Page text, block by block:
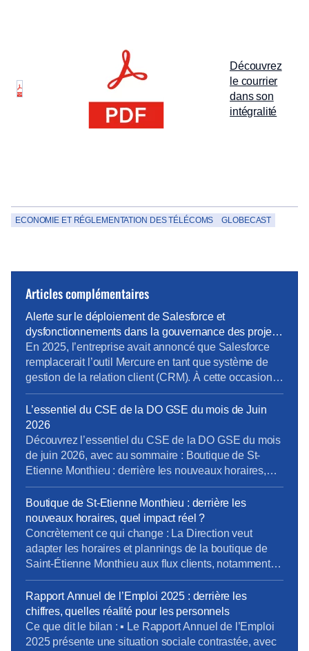
Découvrez
le courrier
dans son
intégralité
ECONOMIE ET RÉGLEMENTATION DES TÉLÉCOMS GLOBECAST
Articles complémentaires
Alerte sur le déploiement de Salesforce et
dysfonctionnements dans la gouvernance des projets
métiers
En 2025, l’entreprise avait annoncé que Salesforce
remplacerait l’outil Mercure en tant que système de
gestion de la relation client (CRM). À cette occasion,
la Direction Pro-PME et la Direction du Système
d’Information (DSI) avaient sollicité chaque métier
pour élaborer un cahier des charges rigoureux,
destiné à prendre en compte les besoins terrain
spécifiques de […]
L’essentiel du CSE de la DO GSE du mois de Juin
2026
Découvrez l’essentiel du CSE de la DO GSE du mois
de juin 2026, avec au sommaire : Boutique de St-
Etienne Monthieu : derrière les nouveaux horaires,
quel impact réel? Rapport Annuel de l’Emploi 2025 :
derrière les chiffres, quelles réalité pour les
personnels Climatisation l’été, chauffage l’hiver : les
personnels ne doivent plus subir l’impréparation […]
Boutique de St-Etienne Monthieu : derrière les
nouveaux horaires, quel impact réel ?
Concrètement ce qui change : La Direction veut
adapter les horaires et plannings de la boutique de
Saint-Étienne Monthieu aux flux clients, notamment le
samedi, journée la plus chargée. Le projet prévoit une
meilleure couverture des ouvertures/fermetures et des
réunions d’équipe intégrées au planning. Pour la
CFE-CGC Orange, l’essentiel est de garantir que
cette évolution […]
Rapport Annuel de l’Emploi 2025 : derrière les
chiffres, quelles réalité pour les personnels
Ce que dit le bilan : ▪ Le Rapport Annuel de l’Emploi
2025 présente une situation sociale contrastée, avec